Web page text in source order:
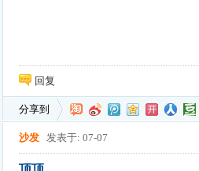
回复
分享到
沙发 发表于: 07-07